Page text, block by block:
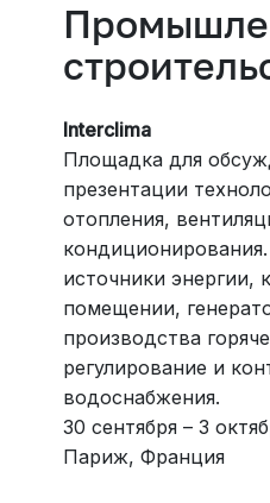
Interclima
Площадка для
презентации
отопления,
источники энергии,
помещении,
производства
регулирование и
водоснабжения.
30 сентября – 3
Париж, Франция